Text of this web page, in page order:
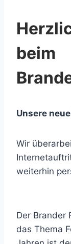
beim
Unsere
Wir
weiterhin
Der Brander
das Thema